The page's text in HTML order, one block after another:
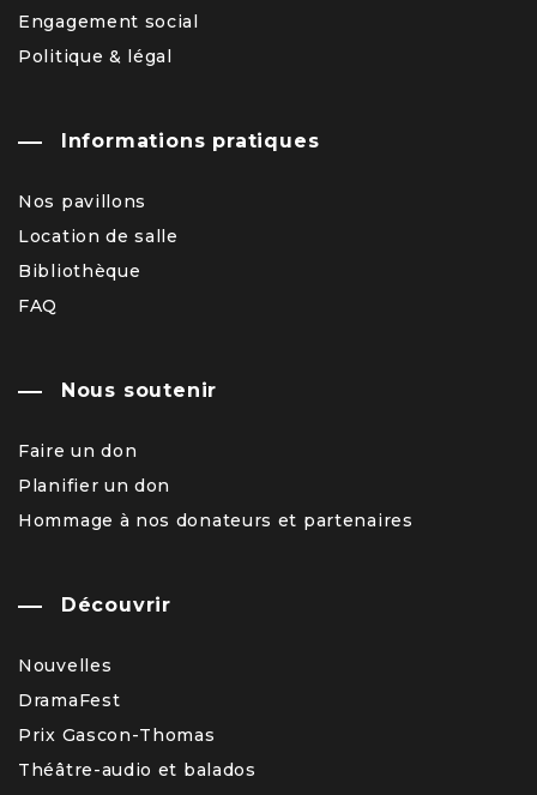
Engagement social
Politique & légal
Informations pratiques
Nos pavillons
Location de salle
Bibliothèque
FAQ
Nous soutenir
Faire un don
Planifier un don
Hommage à nos donateurs et partenaires
Découvrir
Nouvelles
DramaFest
Prix Gascon-Thomas
Théâtre-audio et balados